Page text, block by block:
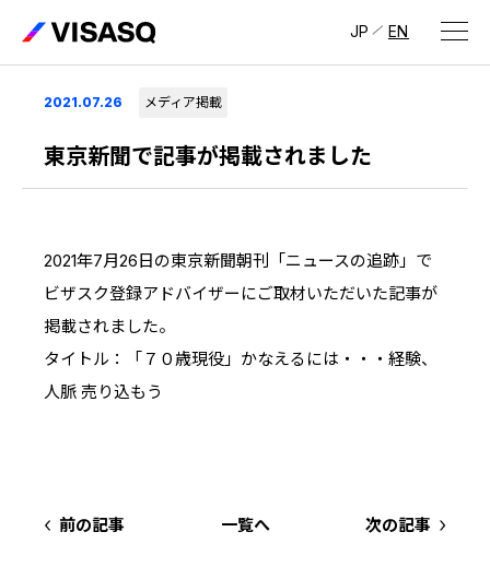
JP EN
会社情報
ビザスクについて
経営メンバー
IR情報
IR情報 トップ
採用情報
2021.07.26 メディア掲載
東京新聞で記事が掲載されました
2021年7月26日の東京新聞朝刊「ニュースの追跡」で
ビザスク登録アドバイザーにご取材いただいた記事が
掲載されました。
タイトル：「７０歳現役」かなえるには・・・経験、
人脈 売り込もう
前の記事 一覧へ 次の記事